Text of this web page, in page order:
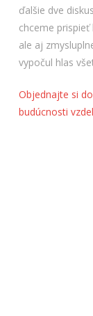
ďalšie dve
chceme
ale aj
vypočul hlas
Objednajte si
budúcnosti